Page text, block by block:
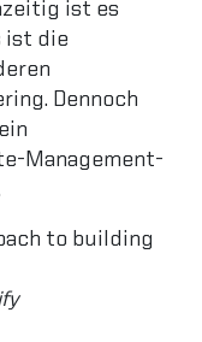
ist es
ist die
Dennoch
Management-
to building